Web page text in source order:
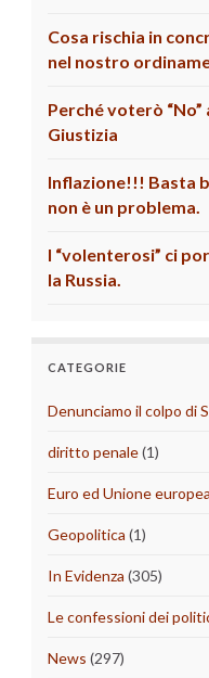
Cosa rischia in
nel nostro
Perché voterò
Giustizia
Inflazione!!! Basta
non è un problema.
I “volenterosi” ci
la Russia.
CATEGORIE
Denunciamo il colpo di
diritto penale(1)
Euro ed Unione europea
Geopolitica (1)
In Evidenza (305)
Le confessioni dei
News (297)